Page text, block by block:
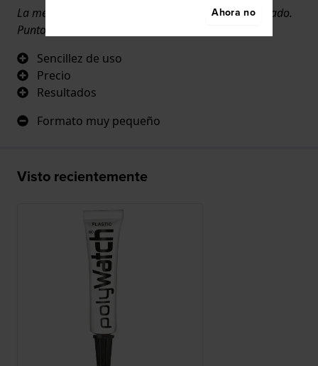
La mejor pasta de pulido de cristales plexi del mercado.
Punto.
Sencillez de uso
Precio
Resultados
Formato muy pequeño
Visto recientemente
Ahora no